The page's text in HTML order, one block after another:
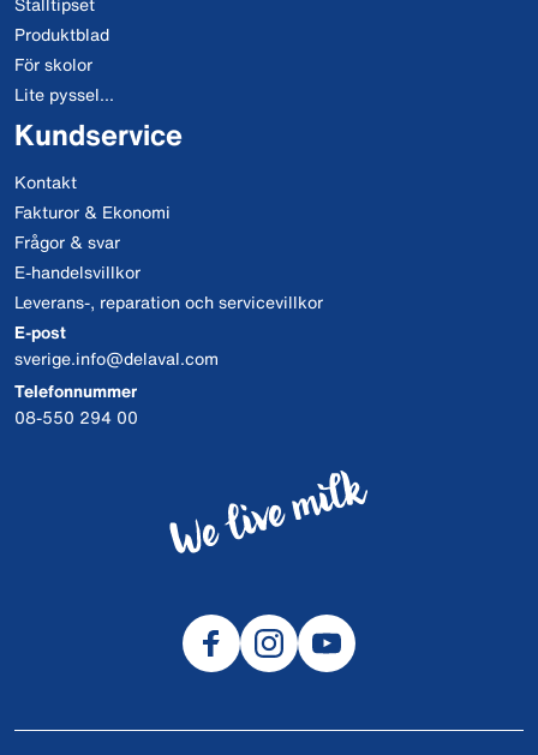
Produktblad
För skolor
Lite pyssel...
Kundservice
Kontakt
Fakturor & Ekonomi
Frågor & svar
E-handelsvillkor
Leverans-, reparation och servicevillkor
E-post
sverige.info@delaval.com
Telefonnummer
08-550 294 00